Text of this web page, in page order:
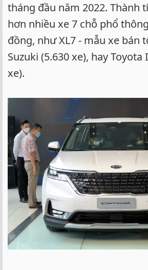
tháng đầu năm 2022. Thành
hơn nhiều xe 7 chỗ phổ
đồng, như XL7 - mẫu xe bán
Suzuki (5.630 xe), hay Toyota
xe).